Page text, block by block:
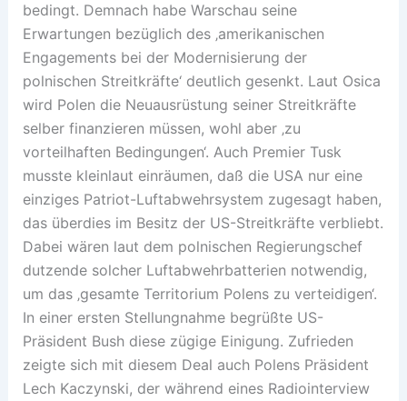
bedingt. Demnach habe Warschau seine
Erwartungen bezüglich des ‚amerikanischen
Engagements bei der Modernisierung der
polnischen Streitkräfte‘ deutlich gesenkt. Laut Osica
wird Polen die Neuausrüstung seiner Streitkräfte
selber finanzieren müssen, wohl aber ‚zu
vorteilhaften Bedingungen‘. Auch Premier Tusk
musste kleinlaut einräumen, daß die USA nur eine
einziges Patriot-Luftabwehrsystem zugesagt haben,
das überdies im Besitz der US-Streitkräfte verbliebt.
Dabei wären laut dem polnischen Regierungschef
dutzende solcher Luftabwehrbatterien notwendig,
um das ‚gesamte Territorium Polens zu verteidigen‘.
In einer ersten Stellungnahme begrüßte US-
Präsident Bush diese zügige Einigung. Zufrieden
zeigte sich mit diesem Deal auch Polens Präsident
Lech Kaczynski, der während eines Radiointerview